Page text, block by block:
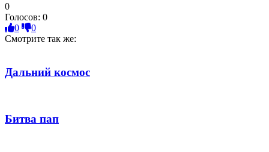
0
Голосов: 0
0
0
Смотрите так же:
Дальний космос
Битва пап